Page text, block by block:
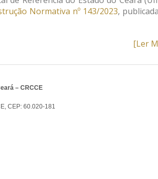
Normativa nº 143/2023,
[Ler
– CRCCE
CEP: 60.020-181